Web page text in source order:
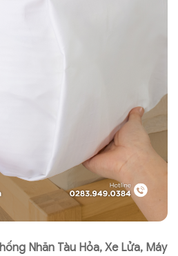
Nhăn Tàu Hỏa, Xe Lửa, Máy